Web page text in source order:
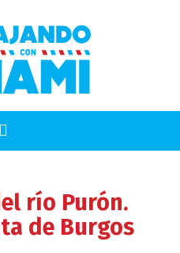
río Purón.
de Burgos